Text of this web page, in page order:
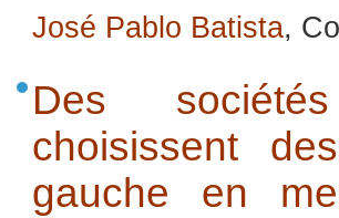
José Pablo Batista,
Des sociétés
choisissent
gauche en